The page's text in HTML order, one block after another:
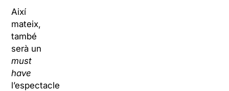
Així
mateix,
també
serà un
must
have
l’espectacle